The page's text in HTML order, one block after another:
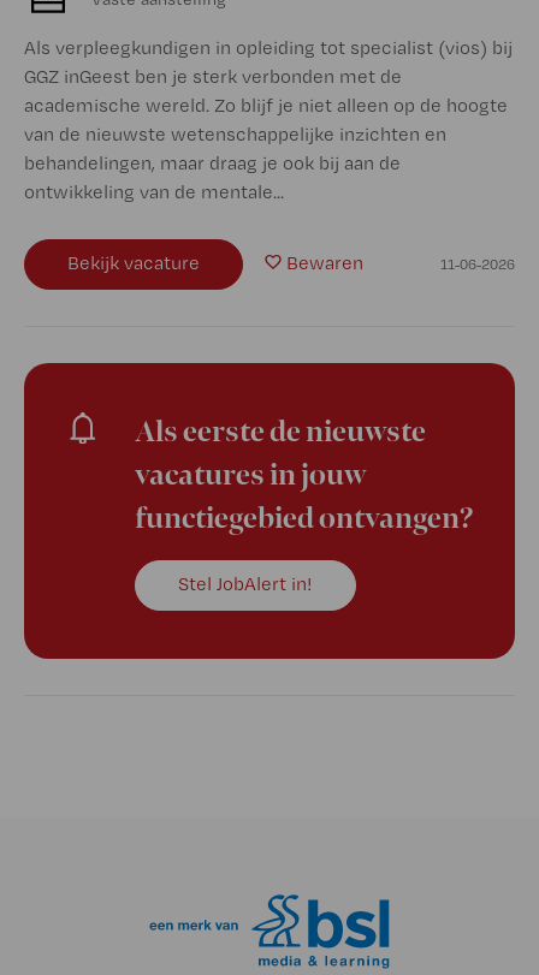
Als verpleegkundigen in opleiding tot specialist (vios) bij
GGZ inGeest ben je sterk verbonden met de
academische wereld. Zo blijf je niet alleen op de hoogte
van de nieuwste wetenschappelijke inzichten en
behandelingen, maar draag je ook bij aan de
ontwikkeling van de mentale...
Bekijk vacature Bewaren 11-06-2026
Als eerste de nieuwste
vacatures in jouw
functiegebied ontvangen?
Stel JobAlert in!